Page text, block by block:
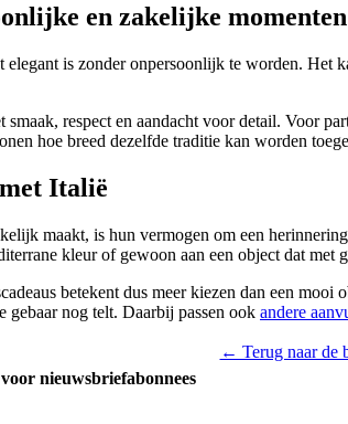
en zakelijke momenten
elegant is zonder onpersoonlijk te worden.
respect en aandacht voor detail. Voor
hoe breed dezelfde traditie kan worden
Italië
maakt, is hun vermogen om een
kleur of gewoon aan een object dat met
betekent dus meer kiezen dan een
gebaar nog telt. Daarbij passen ook andere
← Terug naar de
nieuwsbriefabonnees